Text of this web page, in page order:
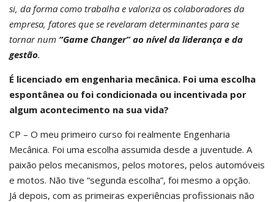
si, da forma como trabalha e valoriza os colaboradores da
empresa, fatores que se revelaram determinantes para se
tornar num “Game Changer” ao nível da liderança e da
gestão.
É licenciado em engenharia mecânica. Foi uma escolha
espontânea ou foi condicionada ou incentivada por
algum acontecimento na sua vida?
CP – O meu primeiro curso foi realmente Engenharia
Mecânica. Foi uma escolha assumida desde a juventude. A
paixão pelos mecanismos, pelos motores, pelos automóveis
e motos. Não tive “segunda escolha”, foi mesmo a opção.
Já depois, com as primeiras experiências profissionais não